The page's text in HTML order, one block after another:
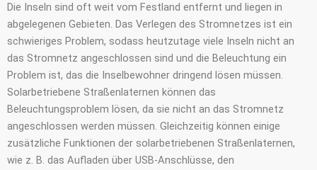
Die Inseln sind oft weit vom Festland entfernt und liegen in
abgelegenen Gebieten. Das Verlegen des Stromnetzes ist ein
schwieriges Problem, sodass heutzutage viele Inseln nicht an
das Stromnetz angeschlossen sind und die Beleuchtung ein
Problem ist, das die Inselbewohner dringend lösen müssen.
Solarbetriebene Straßenlaternen können das
Beleuchtungsproblem lösen, da sie nicht an das Stromnetz
angeschlossen werden müssen. Gleichzeitig können einige
zusätzliche Funktionen der solarbetriebenen Straßenlaternen,
wie z. B. das Aufladen über USB-Anschlüsse, den